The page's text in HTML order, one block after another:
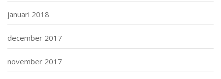
januari 2018
december 2017
november 2017